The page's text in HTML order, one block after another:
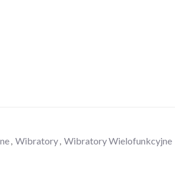
, Wibratory, Wibratory Wielofunkcyjne